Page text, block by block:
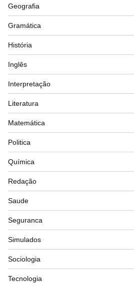
Geografia
Gramática
História
Inglês
Interpretação
Literatura
Matemática
Politica
Química
Redação
Saude
Seguranca
Simulados
Sociologia
Tecnologia